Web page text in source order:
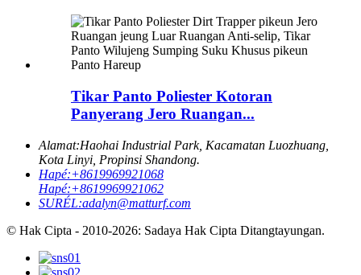
Tikar Panto Poliester Kotoran
Panyerang Jero Ruangan...
Alamat:Haohai Industrial Park, Kacamatan Luozhuang,
Kota Linyi, Propinsi Shandong.
Hapé:+8619969921068
Hapé:+8619969921062
SURÉL:adalyn@matturf.com
© Hak Cipta - 2010-2026: Sadaya Hak Cipta Ditangtayungan.